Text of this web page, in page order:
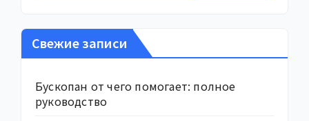
Свежие записи
Бускопан от чего помогает: полное
руководство